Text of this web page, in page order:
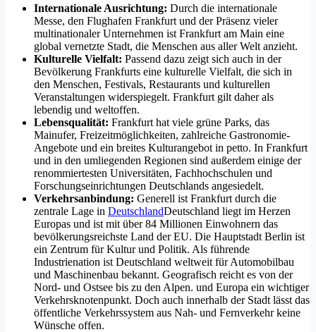
Internationale Ausrichtung: Durch die internationale
Messe, den Flughafen Frankfurt und der Präsenz vieler
multinationaler Unternehmen ist Frankfurt am Main eine
global vernetzte Stadt, die Menschen aus aller Welt anzieht.
Kulturelle Vielfalt: Passend dazu zeigt sich auch in der
Bevölkerung Frankfurts eine kulturelle Vielfalt, die sich in
den Menschen, Festivals, Restaurants und kulturellen
Veranstaltungen widerspiegelt. Frankfurt gilt daher als
lebendig und weltoffen.
Lebensqualität: Frankfurt hat viele grüne Parks, das
Mainufer, Freizeitmöglichkeiten, zahlreiche Gastronomie-
Angebote und ein breites Kulturangebot in petto. In Frankfurt
und in den umliegenden Regionen sind außerdem einige der
renommiertesten Universitäten, Fachhochschulen und
Forschungseinrichtungen Deutschlands angesiedelt.
Verkehrsanbindung: Generell ist Frankfurt durch die
zentrale Lage in DeutschlandDeutschland liegt im Herzen
Europas und ist mit über 84 Millionen Einwohnern das
bevölkerungsreichste Land der EU. Die Hauptstadt Berlin ist
ein Zentrum für Kultur und Politik. Als führende
Industrienation ist Deutschland weltweit für Automobilbau
und Maschinenbau bekannt. Geografisch reicht es von der
Nord- und Ostsee bis zu den Alpen. und Europa ein wichtiger
Verkehrsknotenpunkt. Doch auch innerhalb der Stadt lässt das
öffentliche Verkehrssystem aus Nah- und Fernverkehr keine
Wünsche offen.